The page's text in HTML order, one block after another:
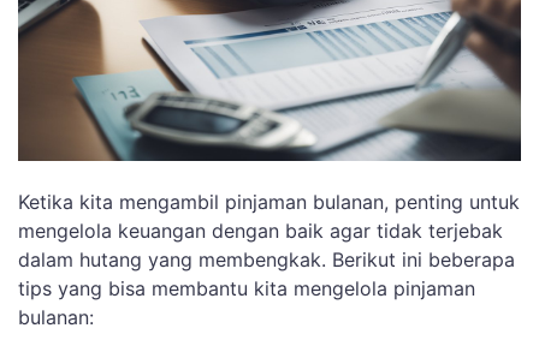
Ketika kita mengambil pinjaman bulanan, penting untuk
mengelola keuangan dengan baik agar tidak terjebak
dalam hutang yang membengkak. Berikut ini beberapa
tips yang bisa membantu kita mengelola pinjaman
bulanan: